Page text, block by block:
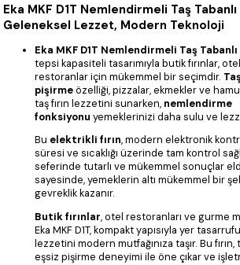
Eka MKF D1T Nemlendirmeli Taş
Geleneksel Lezzet, Modern Teknoloji
Eka MKF D1T Nemlendirmeli Taş
tepsi kapasiteli tasarımıyla butik fırınlar,
restoranlar için mükemmel bir seçimdir.
pişirmeözelliği, pizzalar, ekmekler ve
taş fırın lezzetini sunarken, nemlendirme
fonksiyonu yemeklerinizi daha sulu ve
Bu elektrikli fırın, modern elektronik
süresi ve sıcaklığı üzerinde tam kontrol
seferinde tutarlı ve mükemmel sonuçlar
sayesinde, yemeklerin altı mükemmel bir
gevreklik kazanır.
Butik fırınlar, otel restoranları ve gurme
Eka MKF D1T, kompakt yapısıyla yer
lezzetini modern mutfağınıza taşır. Bu fırın,
eşsiz pişirme deneyimi ile öne çıkar ve